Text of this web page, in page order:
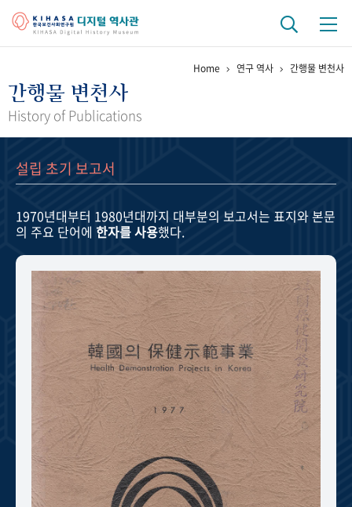
걸어온 길 기관 변천사
정책과 연구 키워드로 보는 연구 역사
연구자들
기록물 아카이브
사진 아카이브 문서 기록물 행정박물 영상 기록물
주년 기념
성과 50선 숫자로 보는 50년 50+1주년 광장
세계와 함께 한 KIHASA
VR 역사관
Home 연구 역사 간행물 변천사
간행물 변천사
History of Publications
설립 초기 보고서
1970년대부터 1980년대까지 대부분의 보고서는 표지와 본문
의 주요 단어에 한자를 사용했다.